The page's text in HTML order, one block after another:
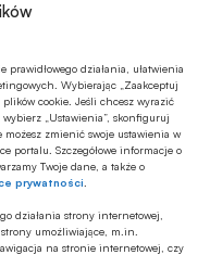
działania, ułatwienia
Wybierając „Zaakceptuj
plików cookie. Jeśli chcesz wyrazić
„Ustawienia”, skonfiguruj
zmienić swoje ustawienia w
portalu. Szczegółowe informacje o
Twoje dane, a także o
prywatności
działania strony internetowej,
umożliwiające, m.in.
na stronie internetowej, czy
karty,
również to, że
są przez cały
więc również
dostęp
Na pewno trzeba
się sytuacje
się wciąż przydać.